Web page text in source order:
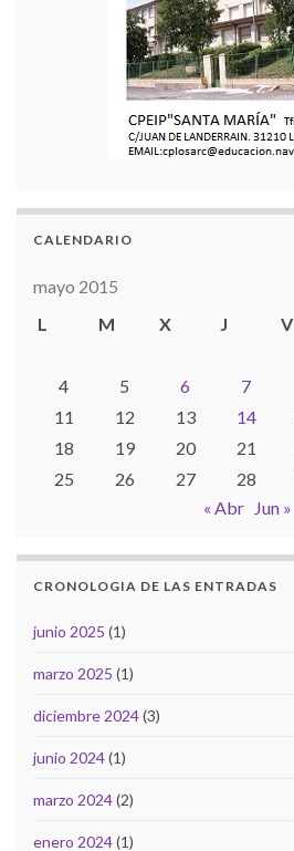
CALENDARIO
mayo 2015
L
M X J V
4
5 6 7
11
12 13 14
18
19 20 21
25
26 27 28
« Abr
Jun »
CRONOLOGIA DE LAS ENTRADAS
junio 2025 (1)
marzo 2025 (1)
diciembre 2024(3)
junio 2024(1)
marzo 2024(2)
enero 2024(1)